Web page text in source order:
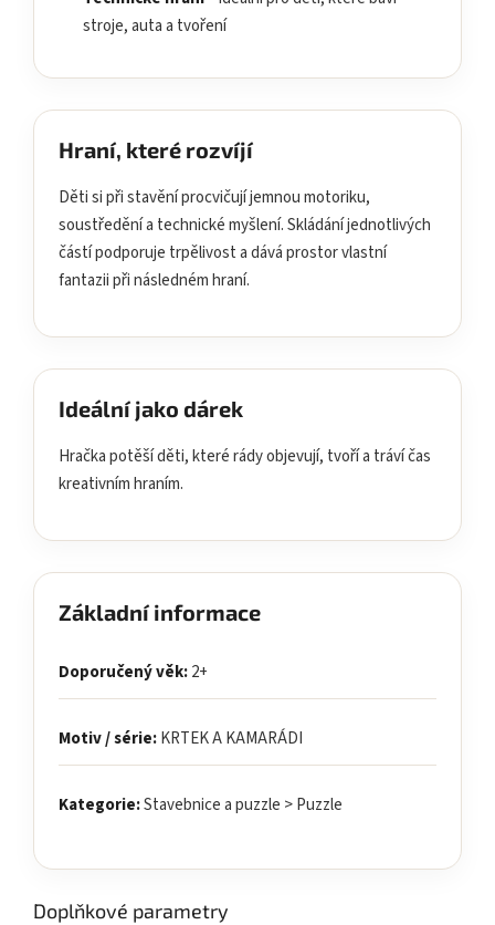
stroje, auta a tvoření
Hraní, které rozvíjí
Děti si při stavění procvičují jemnou motoriku,
soustředění a technické myšlení. Skládání jednotlivých
částí podporuje trpělivost a dává prostor vlastní
fantazii při následném hraní.
Ideální jako dárek
Hračka potěší děti, které rády objevují, tvoří a tráví čas
kreativním hraním.
Základní informace
Doporučený věk:2+
Motiv / série:KRTEK A KAMARÁDI
Kategorie:Stavebnice a puzzle > Puzzle
Doplňkové parametry